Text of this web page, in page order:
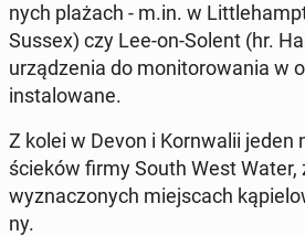
nych plażach - m.in. w
Sussex) czy Lee-on-Solent (hr.
urzą­dze­nia do mo­ni­to­ro­wa­nia w
in­sta­lo­wa­ne.
Z kolei w Devon i Korn­wa­lii jeden
ścieków firmy South West
wy­zna­czo­nych miej­scach
ny.